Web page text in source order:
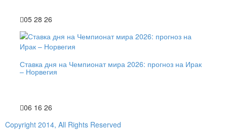
05 28 26
Ставка дня на Чемпионат мира 2026: прогноз на Ирак
– Норвегия
06 16 26
Copyright 2014, All Rights Reserved